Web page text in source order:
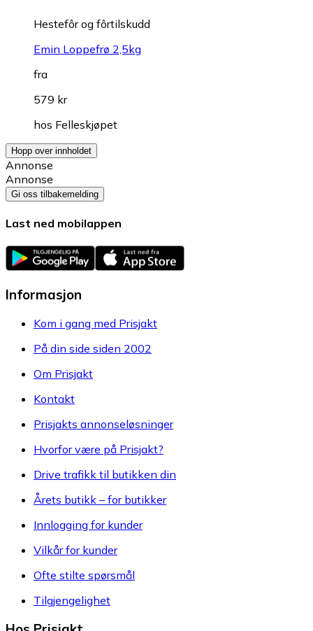
Hestefôr og fôrtilskudd
Emin Loppefrø 2,5kg
fra
579 kr
hos Felleskjøpet
Hopp over innholdet
Annonse
Annonse
Gi oss tilbakemelding
Last ned mobilappen
Informasjon
Kom i gang med Prisjakt
På din side siden 2002
Om Prisjakt
Kontakt
Prisjakts annonseløsninger
Hvorfor være på Prisjakt?
Drive trafikk til butikken din
Årets butikk – for butikker
Innlogging for kunder
Vilkår for kunder
Ofte stilte spørsmål
Tilgjengelighet